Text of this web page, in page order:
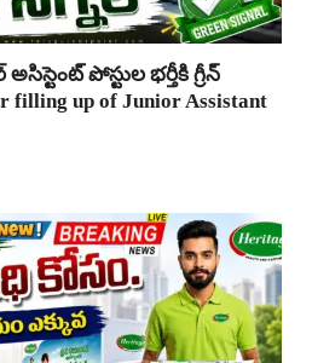
పోస్టుల భర్తీకి గ్రీన్
filling up of Junior Assistant